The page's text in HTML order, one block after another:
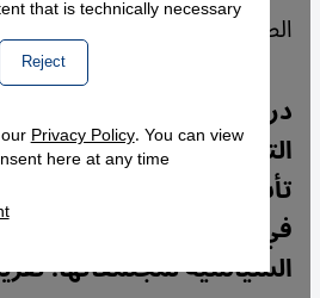
الصورة: أ ب
دراسة الغرب، النظيرة
التوجه العام الجديد في
تأسست العديد من
في الثقافة الغربية
السياسية لمجتمعاتها.
that is technically necessary.
Reject
Privacy Policy. You can view
here at any time.